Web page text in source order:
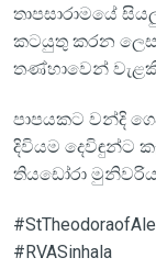
තාපසාරාමයේ
කටයුතු කරන
තණ්හාවෙන්
පාපයකට වන්දි
දිවියම දෙවිඳුන්ට
තියඩෝරා
#RVASinhala